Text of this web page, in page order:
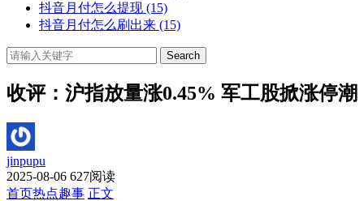
抖音月付怎么提现 (15)
抖音月付怎么刷出来 (15)
Search
收评：沪指放量涨0.45% 军工股掀涨停潮
jinpupu
2025-08-06 627阅读
首页热点趣事 正文